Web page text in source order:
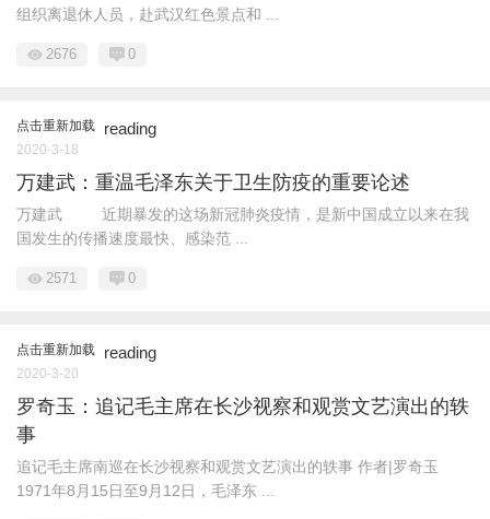
组织离退休人员，赴武汉红色景点和 ...
2676 0
点击重新加载 reading
2020-3-18
万建武：重温毛泽东关于卫生防疫的重要论述
万建武 近期暴发的这场新冠肺炎疫情，是新中国成立以来在我
国发生的传播速度最快、感染范 ...
2571 0
点击重新加载 reading
2020-3-20
罗奇玉：追记毛主席在长沙视察和观赏文艺演出的轶
事
追记毛主席南巡在长沙视察和观赏文艺演出的轶事 作者|罗奇玉
1971年8月15日至9月12日，毛泽东 ...